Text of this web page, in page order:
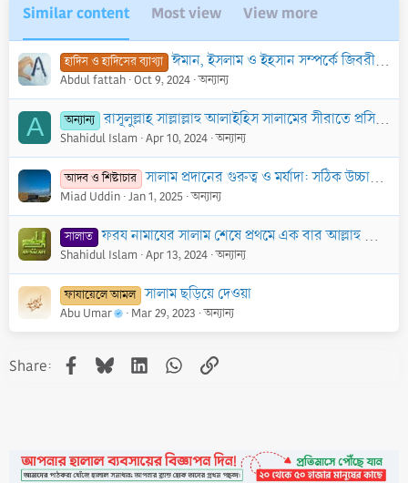
Similar content Most view View more
হাদিস ও হাদিসের ব্যাখ্যা ঈমান, ইসলাম ও ইহসান সম্পর্কে জিবরীল আলাইহিস সালামের প্রশ্ন
Abdul fattah Oct 9, 2024 অন্যান্য
A অন্যান্য রাসূলুল্লাহ সাল্লাল্লাহু আলাইহিস সালামের সীরাতে প্রসিদ্ধ যেসব ঘটনা বিশুদ্ধভাবে সাব্যস্ত হয়নি
Shahidul Islam Apr 10, 2024 অন্যান্য
আদব ও শিষ্টাচার সালাম প্রদানের গুরুত্ব ও মর্যাদা: সঠিক উচ্চারণ এবং সালামের উত্তর দেওয়ার পদ্ধতি
Miad Uddin Jan 1, 2025 অন্যান্য
সালাত ফরয নামাযের সালাম শেষে প্রথমে এক বার আল্লাহু আকবার, নাকি তিন বার আস্তাগফিরুল্লাহ? একটি দলিল ভিত্তিক পর্যালোচনা
Shahidul Islam Apr 13, 2024 অন্যান্য
ফাযায়েলে আমল সালাম ছড়িয়ে দেওয়া
Abu Umar Mar 29, 2023 অন্যান্য
Share: Facebook
BlueskyLinkedInWhatsApp
Link